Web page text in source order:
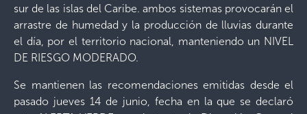
sur de las islas del Caribe. ambos sistemas provocarán el
arrastre de humedad y la producción de lluvias durante
el día, por el territorio nacional, manteniendo un NIVEL
DE RIESGO MODERADO.
Se mantienen las recomendaciones emitidas desde el
pasado jueves 14 de junio, fecha en la que se declaró